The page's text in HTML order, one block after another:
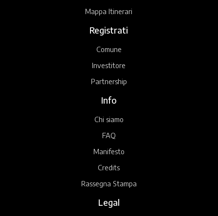
Mappa Itinerari
Registrati
Comune
Investitore
Partnership
Info
Chi siamo
FAQ
Manifesto
Credits
Rassegna Stampa
Legal